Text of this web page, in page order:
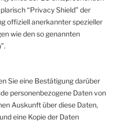
“Privacy Shield” der
offiziell anerkannter spezieller
wie den so genannten
Sie eine Bestätigung darüber
personenbezogene Daten von
Auskunft über diese Daten,
eine Kopie der Daten